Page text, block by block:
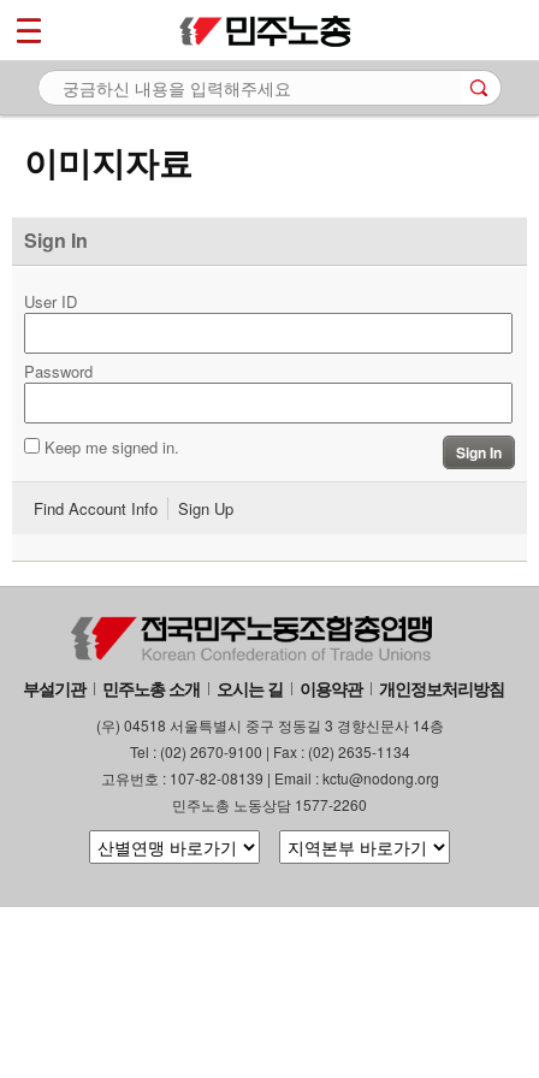
이미지자료
Sign In
User ID
Password
Keep me signed in. Sign In
Find Account Info Sign Up
부설기관 민주노총 소개 오시는 길 이용약관 개인정보처리방침
(우) 04518 서울특별시 중구 정동길 3 경향신문사 14층
Tel : (02) 2670-9100 | Fax : (02) 2635-1134
고유번호 : 107-82-08139 | Email : kctu@nodong.org
민주노총 노동상담 1577-2260
마이페이지
소개
노동상담
자료
- 미디어자료
- 카드뉴스
부설기관